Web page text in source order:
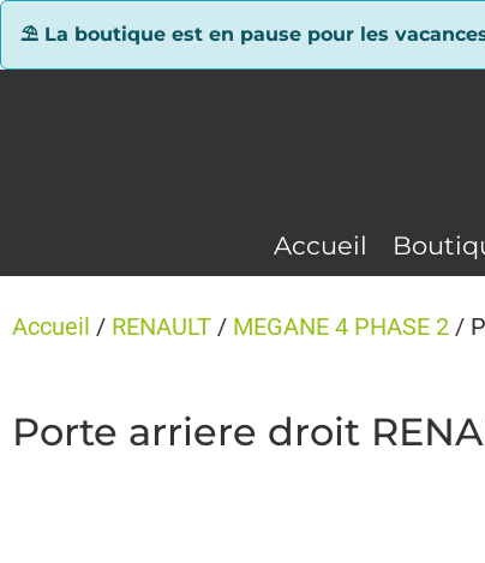
⛱ La boutique est en pause pour les
Accueil
Accueil / RENAULT / MEGANE 4 PHASE 2 /
Porte arriere droit
Panneau de gestion des cookies